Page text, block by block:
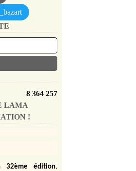
8 364 257
LAMA
!
32ème édition,